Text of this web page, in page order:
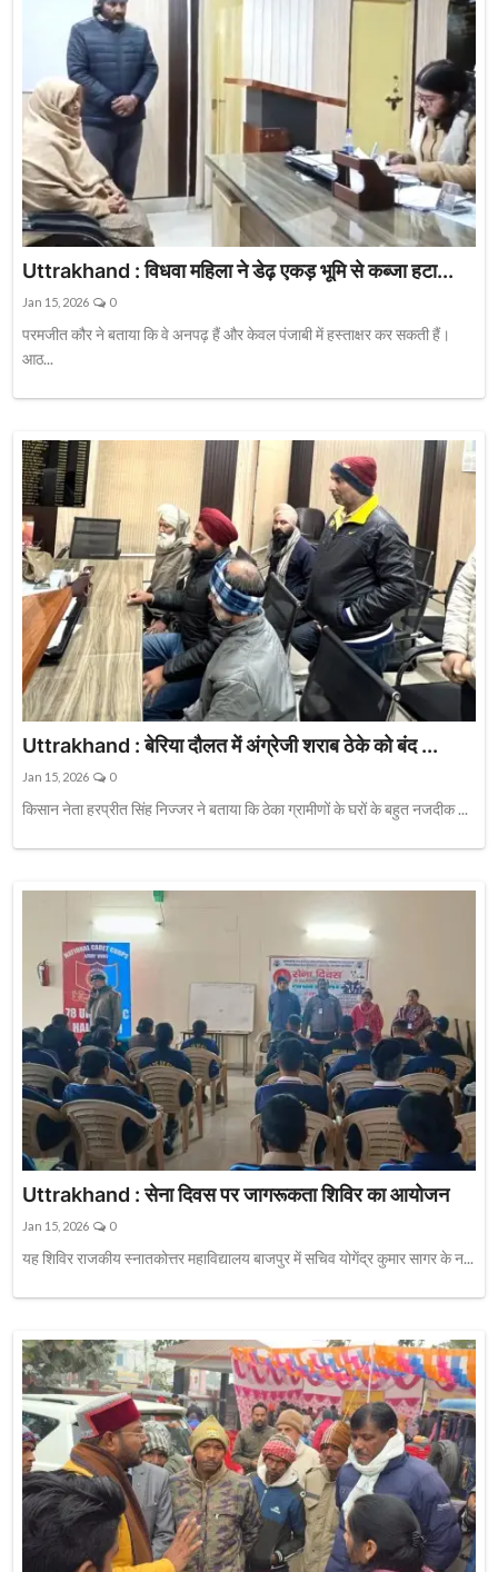
Uttrakhand : विधवा महिला ने डेढ़ एकड़ भूमि से कब्जा हटा...
Jan 15, 2026 0
परमजीत कौर ने बताया कि वे अनपढ़ हैं और केवल पंजाबी में हस्ताक्षर कर सकती हैं।
आठ...
Uttrakhand : बेरिया दौलत में अंग्रेजी शराब ठेके को बंद ...
Jan 15, 2026 0
किसान नेता हरप्रीत सिंह निज्जर ने बताया कि ठेका ग्रामीणों के घरों के बहुत नजदीक ...
Uttrakhand : सेना दिवस पर जागरूकता शिविर का आयोजन
Jan 15, 2026 0
यह शिविर राजकीय स्नातकोत्तर महाविद्यालय बाजपुर में सचिव योगेंद्र कुमार सागर के न...